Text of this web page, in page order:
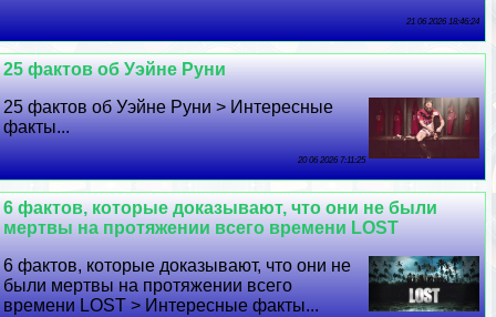
21 06 2026 18:46:24
25 фактов об Уэйне Руни
25 фактов об Уэйне Руни > Интересные
факты...
20 06 2026 7:11:25
6 фактов, которые доказывают, что они не были
мертвы на протяжении всего времени LOST
6 фактов, которые доказывают, что они не
были мертвы на протяжении всего
времени LOST > Интересные факты...